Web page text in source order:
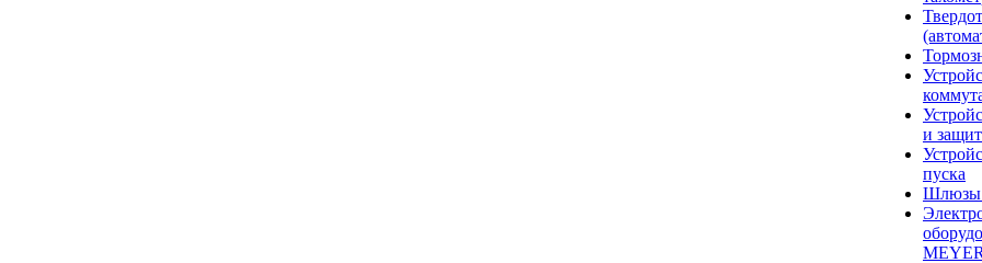
и
пуска
Шлюзы